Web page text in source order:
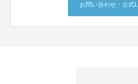
お問い合わせ・公式